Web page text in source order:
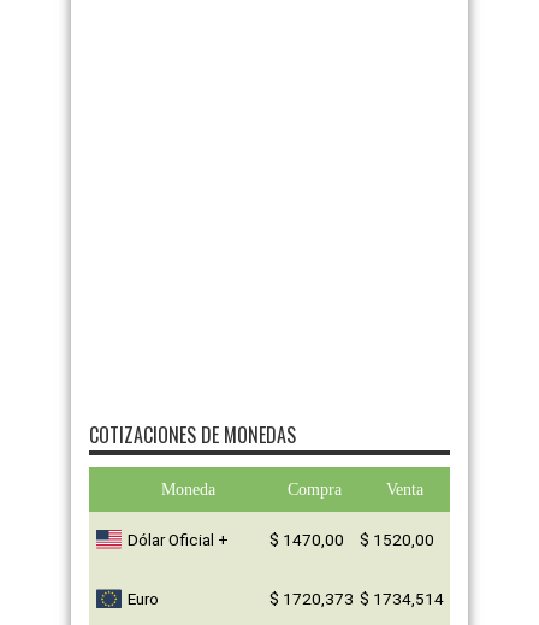
COTIZACIONES DE MONEDAS
Moneda Compra Venta
Dólar Oficial + $ 1470,00 $ 1520,00
Euro $ 1720,373 $ 1734,514